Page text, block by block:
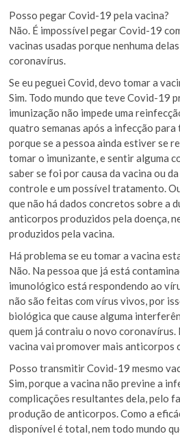
Posso pegar Covid-19 pela vacina?
Não. É impossível pegar Covid-19
vacinas usadas porque nenhuma
coronavírus.
Se eu peguei Covid, devo tomar a
Sim. Todo mundo que teve Covid-19
imunização não impede uma
quatro semanas após a infecção para
porque se a pessoa ainda estiver se
tomar o imunizante, e sentir alguma
saber se foi por causa da vacina ou
controle e um possível tratamento.
que não há dados concretos sobre a
anticorpos produzidos pela doença,
produzidos pela vacina.
Há problema se eu tomar a vacina
Não. Na pessoa que já está
imunológico está respondendo ao
não são feitas com vírus vivos, por
biológica que cause alguma
quem já contraiu o novo
vacina vai promover mais anticorpos
Posso transmitir Covid-19 mesmo
Sim, porque a vacina não previne a
complicações resultantes dela, pelo
produção de anticorpos. Como a
disponível é total, nem todo mundo